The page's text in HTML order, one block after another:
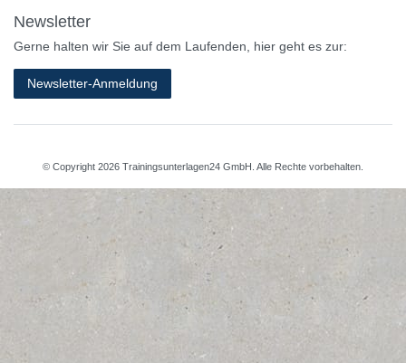
Newsletter
Gerne halten wir Sie auf dem Laufenden, hier geht es zur:
Newsletter-Anmeldung
© Copyright 2026 Trainingsunterlagen24 GmbH. Alle Rechte vorbehalten.